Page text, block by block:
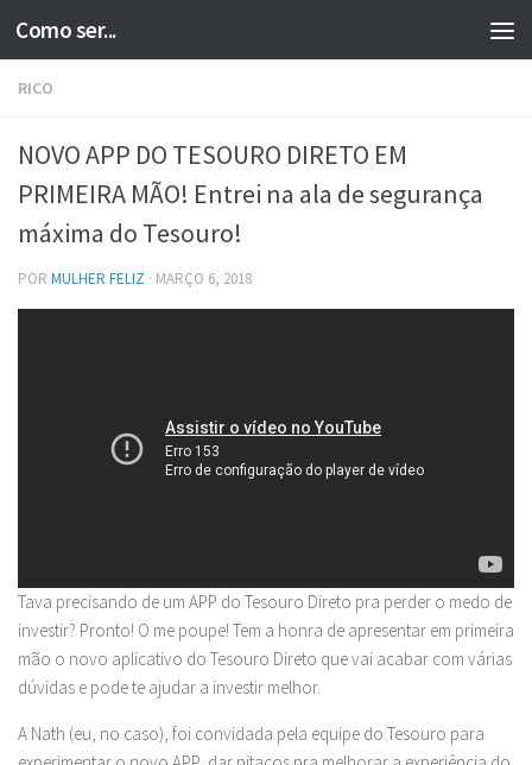
Skip to content
Como ser...
RICO
NOVO APP DO TESOURO DIRETO EM
PRIMEIRA MÃO! Entrei na ala de segurança
máxima do Tesouro!
POR MULHER FELIZ · MARÇO 6, 2018
Tava precisando de um APP do Tesouro Direto pra perder o medo de
investir? Pronto! O me poupe! Tem a honra de apresentar em primeira
mão o novo aplicativo do Tesouro Direto que vai acabar com várias
dúvidas e pode te ajudar a investir melhor.
A Nath (eu, no caso), foi convidada pela equipe do Tesouro para